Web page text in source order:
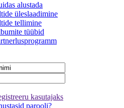
alustada
üleslaadimine
tellimine
tüübid
kasutajaks
parooli?